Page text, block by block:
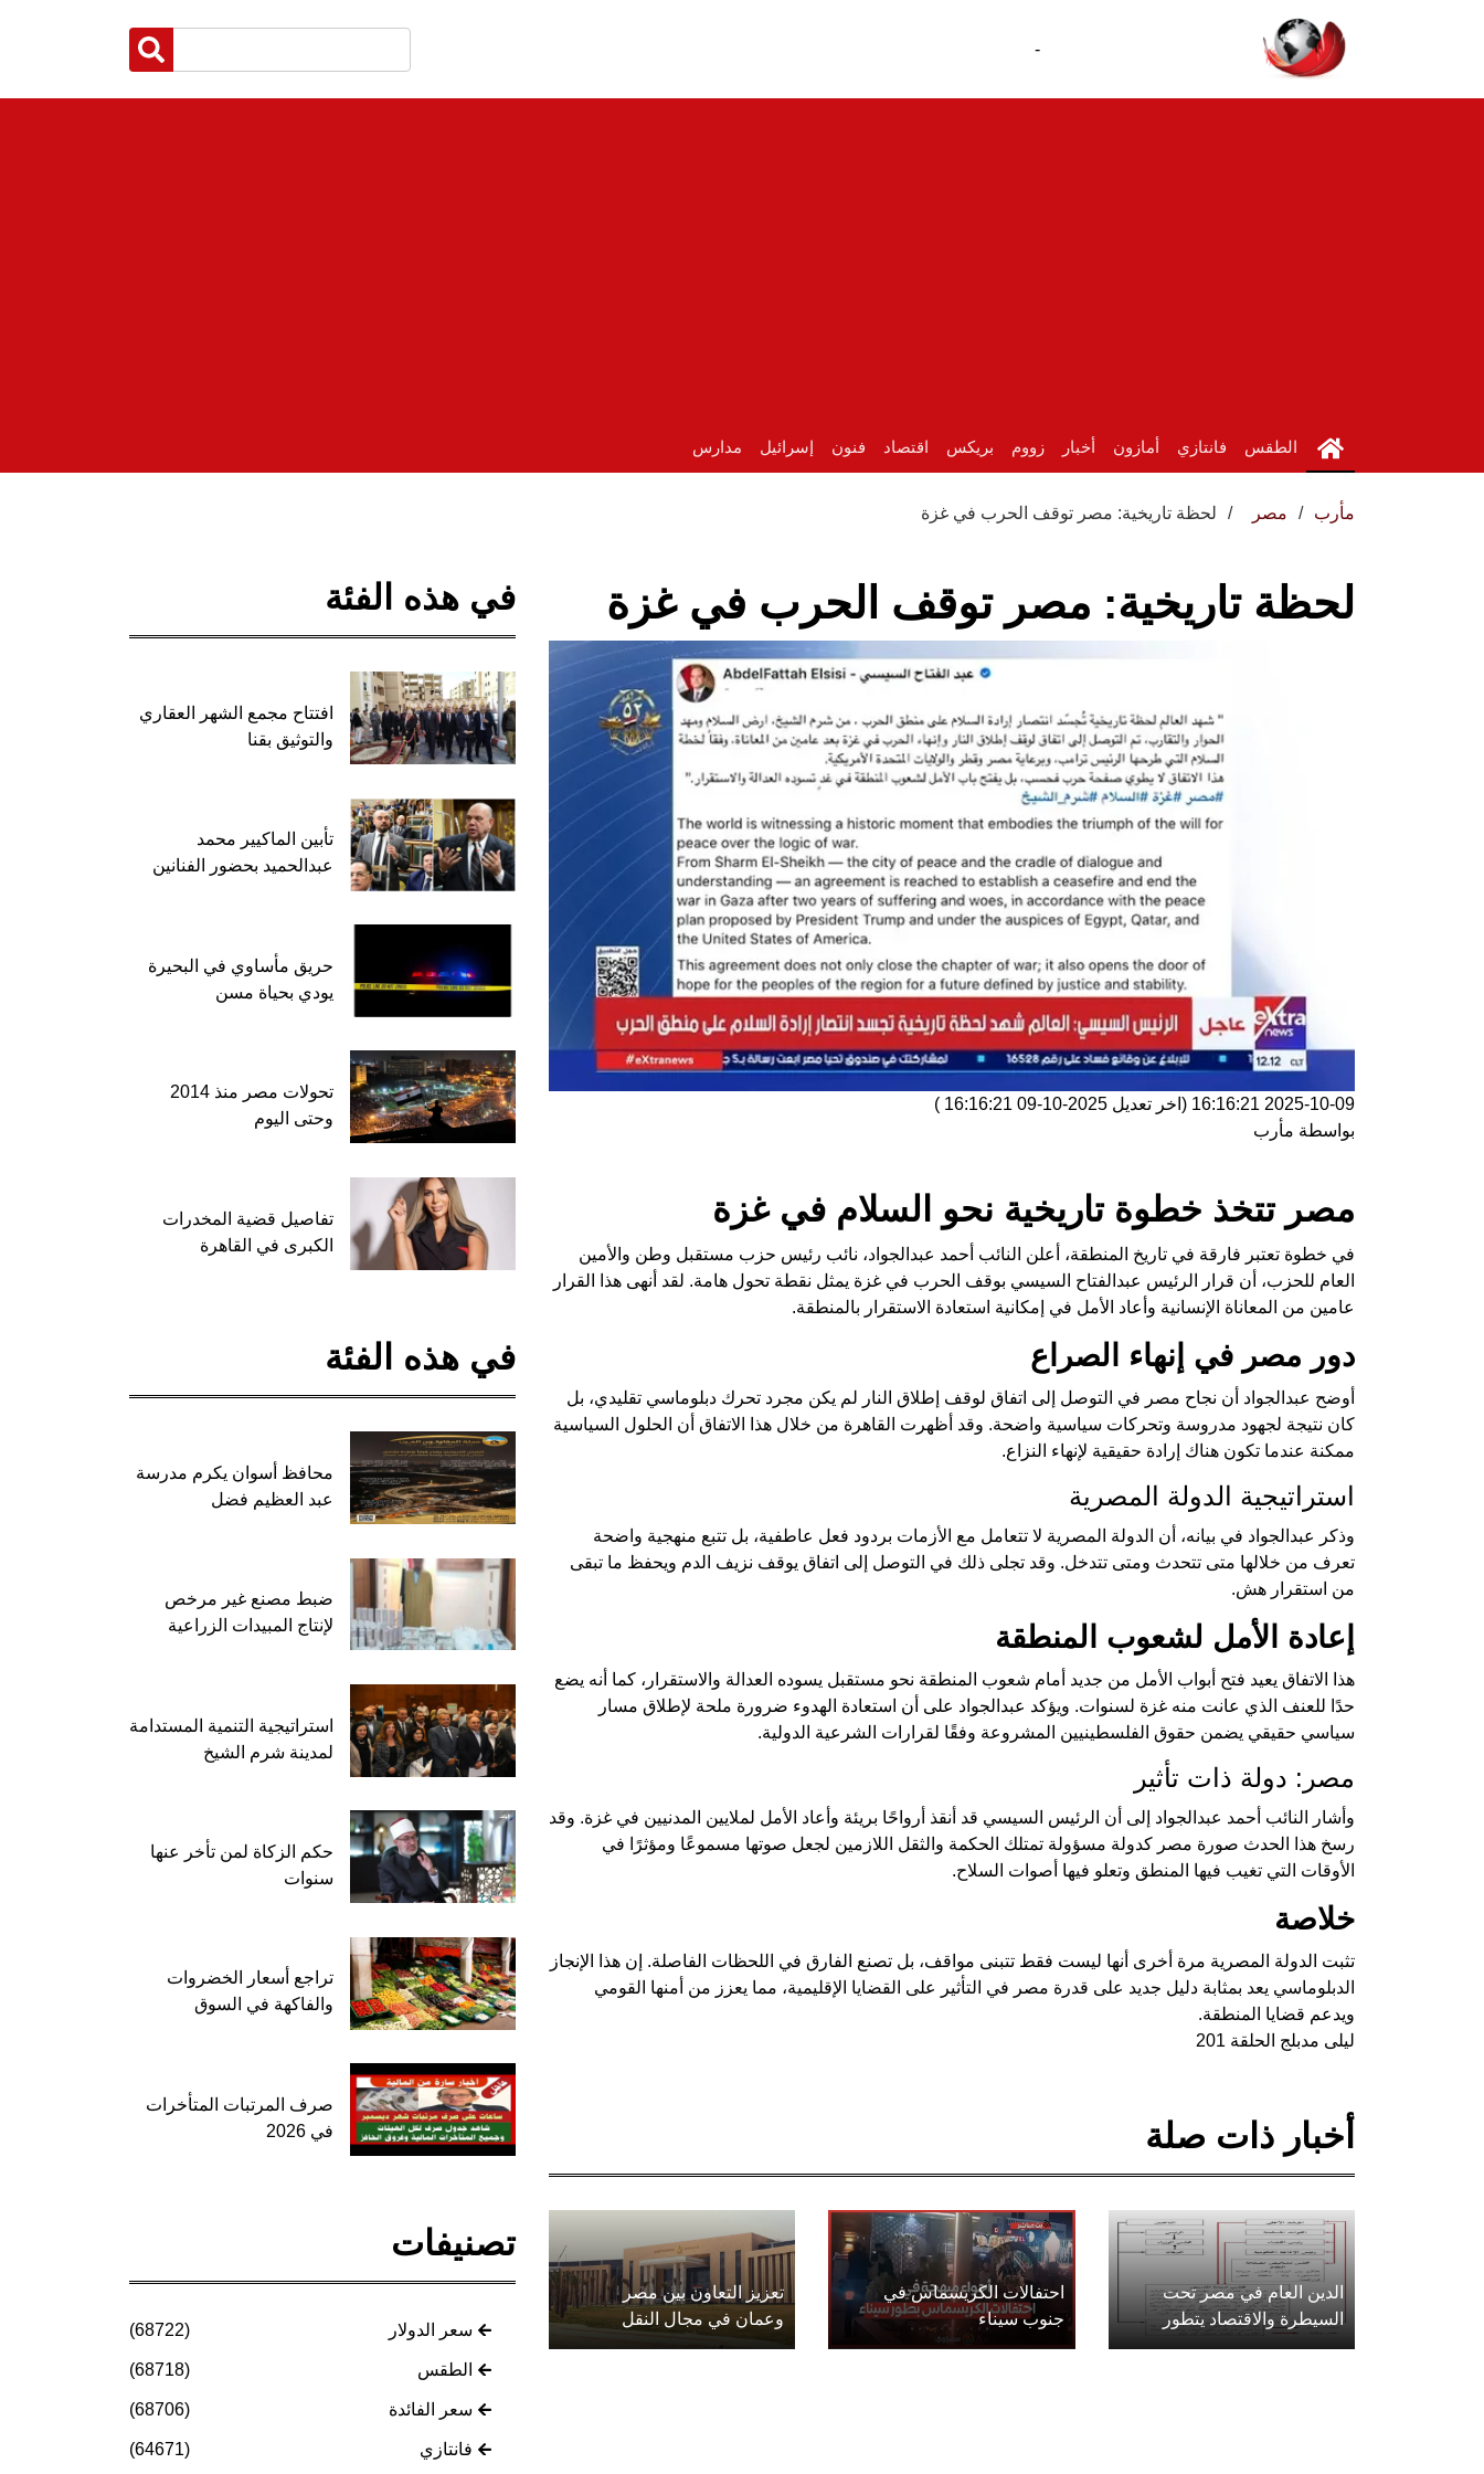
-
الطقس فانتازي أمازون أخبار زووم بريكس اقتصاد فنون إسرائيل مدارس
مأرب مصر لحظة تاريخية: مصر توقف الحرب في غزة
لحظة تاريخية: مصر توقف الحرب في غزة
2025-10-09 16:16:21 (اخر تعديل 2025-10-09 16:16:21
)
بواسطة مأرب
مصر تتخذ خطوة تاريخية نحو السلام في غزة
في خطوة تعتبر فارقة في تاريخ المنطقة، أعلن النائب أحمد عبدالجواد، نائب رئيس حزب مستقبل وطن والأمين
العام للحزب، أن قرار الرئيس عبدالفتاح السيسي بوقف الحرب في غزة يمثل نقطة تحول هامة. لقد أنهى هذا القرار
عامين من المعاناة الإنسانية وأعاد الأمل في إمكانية استعادة الاستقرار بالمنطقة.
دور مصر في إنهاء الصراع
أوضح عبدالجواد أن نجاح مصر في التوصل إلى اتفاق لوقف إطلاق النار لم يكن مجرد تحرك دبلوماسي تقليدي، بل
كان نتيجة لجهود مدروسة وتحركات سياسية واضحة. وقد أظهرت القاهرة من خلال هذا الاتفاق أن الحلول السياسية
ممكنة عندما تكون هناك إرادة حقيقية لإنهاء النزاع.
استراتيجية الدولة المصرية
وذكر عبدالجواد في بيانه، أن الدولة المصرية لا تتعامل مع الأزمات بردود فعل عاطفية، بل تتبع منهجية واضحة
تعرف من خلالها متى تتحدث ومتى تتدخل. وقد تجلى ذلك في التوصل إلى اتفاق يوقف نزيف الدم ويحفظ ما تبقى
من استقرار هش.
إعادة الأمل لشعوب المنطقة
هذا الاتفاق يعيد فتح أبواب الأمل من جديد أمام شعوب المنطقة نحو مستقبل يسوده العدالة والاستقرار، كما أنه يضع
حدًا للعنف الذي عانت منه غزة لسنوات. ويؤكد عبدالجواد على أن استعادة الهدوء ضرورة ملحة لإطلاق مسار
سياسي حقيقي يضمن حقوق الفلسطينيين المشروعة وفقًا لقرارات الشرعية الدولية.
مصر: دولة ذات تأثير
وأشار النائب أحمد عبدالجواد إلى أن الرئيس السيسي قد أنقذ أرواحًا بريئة وأعاد الأمل لملايين المدنيين في غزة. وقد
رسخ هذا الحدث صورة مصر كدولة مسؤولة تمتلك الحكمة والثقل اللازمين لجعل صوتها مسموعًا ومؤثرًا في
الأوقات التي تغيب فيها المنطق وتعلو فيها أصوات السلاح.
خلاصة
تثبت الدولة المصرية مرة أخرى أنها ليست فقط تتبنى مواقف، بل تصنع الفارق في اللحظات الفاصلة. إن هذا الإنجاز
الدبلوماسي يعد بمثابة دليل جديد على قدرة مصر في التأثير على القضايا الإقليمية، مما يعزز من أمنها القومي
ويدعم قضايا المنطقة.
ليلى مدبلج الحلقة 201
أخبار ذات صلة
الدين العام في مصر تحت
السيطرة والاقتصاد يتطور
احتفالات الكريسماس في
جنوب سيناء
تعزيز التعاون بين مصر
وعمان في مجال النقل
في هذه الفئة
افتتاح مجمع الشهر العقاري
والتوثيق بقنا
تأبين الماكيير محمد
عبدالحميد بحضور الفنانين
حريق مأساوي في البحيرة
يودي بحياة مسن
تحولات مصر منذ 2014
وحتى اليوم
تفاصيل قضية المخدرات
الكبرى في القاهرة
في هذه الفئة
محافظ أسوان يكرم مدرسة
عبد العظيم فضل
ضبط مصنع غير مرخص
لإنتاج المبيدات الزراعية
استراتيجية التنمية المستدامة
لمدينة شرم الشيخ
حكم الزكاة لمن تأخر عنها
سنوات
تراجع أسعار الخضروات
والفاكهة في السوق
صرف المرتبات المتأخرات
في 2026
تصنيفات
سعر الدولار (68722)
الطقس (68718)
سعر الفائدة (68706)
فانتازي (64671)